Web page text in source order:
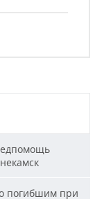
погибшим при